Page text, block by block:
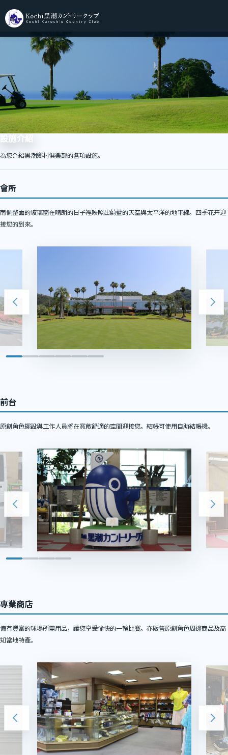
設施介紹
為您介紹黑潮鄉村俱樂部的各項設施。
會所
南側整面的玻璃窗在晴朗的日子裡映照出蔚藍的天空與太平洋的地平線。四季花卉迎
接您的到來。
前台
原創角色擺設與工作人員將在寬敞舒適的空間迎接您。結帳可使用自助結帳機。
專業商店
備有豐富的球場所需用品，讓您享受愉快的一輪比賽。亦販售原創角色周邊商品及高
知當地特產。